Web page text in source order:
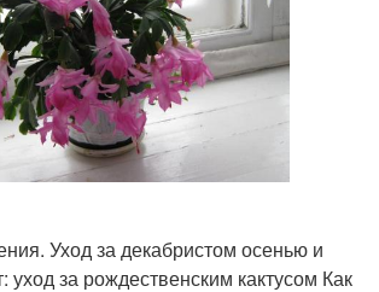
Уход за декабристом осенью и
уход за рождественским кактусом Как